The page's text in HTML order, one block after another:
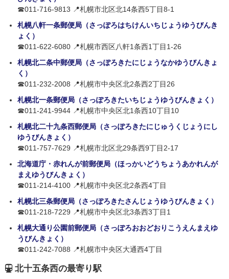
☎011-716-9813 📍札幌市北区北14条西5丁目8-1
札幌八軒一条郵便局（さっぽろはちけんいちじょうゆうびんき
ょく）
☎011-622-6080 📍札幌市西区八軒1条西1丁目1-26
札幌北二条中郵便局（さっぽろきたにじょうなかゆうびんきょ
く）
☎011-232-2008 📍札幌市中央区北2条西2丁目26
札幌北一条郵便局（さっぽろきたいちじょうゆうびんきょく）
☎011-241-9944 📍札幌市中央区北1条西10丁目10
札幌北二十九条西郵便局（さっぽろきたにじゅうくじょうにし
ゆうびんきょく）
☎011-757-7629 📍札幌市北区北29条西9丁目2-17
北海道庁・赤れんが前郵便局（ほっかいどうちょうあかれんが
まえゆうびんきょく）
☎011-214-4100 📍札幌市中央区北2条西4丁目
札幌北三条郵便局（さっぽろきたさんじょうゆうびんきょく）
☎011-218-7229 📍札幌市中央区北3条西3丁目1
札幌大通り公園前郵便局（さっぽろおおどおりこうえんまえゆ
うびんきょく）
☎011-242-7088 📍札幌市中央区大通西4丁目
北十五条西の最寄り駅